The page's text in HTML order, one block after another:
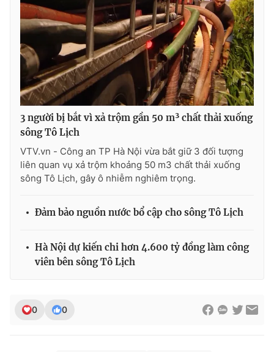
thuận bằng văn bản. Ghi rõ nguồn VTV.vn khi phát hành lại
thông tin từ website này.
3 người bị bắt vì xả trộm gần 50 m³ chất thải xuống
sông Tô Lịch
VTV.vn - Công an TP Hà Nội vừa bắt giữ 3 đối tượng
liên quan vụ xả trộm khoảng 50 m3 chất thải xuống
sông Tô Lịch, gây ô nhiễm nghiêm trọng.
Đảm bảo nguồn nước bổ cập cho sông Tô Lịch
Hà Nội dự kiến chi hơn 4.600 tỷ đồng làm công
viên bên sông Tô Lịch
0 0